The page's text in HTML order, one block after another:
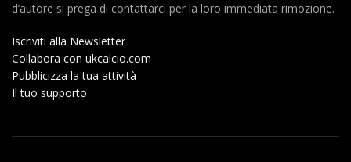
d’autore si prega di contattarci per la loro immediata rimozione.
Iscriviti alla Newsletter
Collabora con ukcalcio.com
Pubblicizza la tua attività
Il tuo supporto